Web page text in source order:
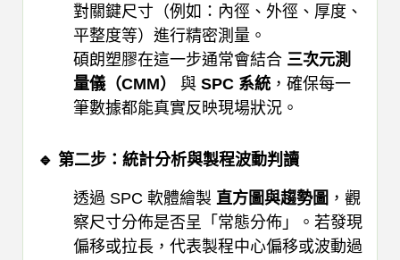
對關鍵尺寸（例如：內徑、外徑、厚度、
平整度等）進行精密測量。
碩朗塑膠在這一步通常會結合 三次元測
量儀（CMM）
與 SPC 系統 ，確保每一
筆數據都能真實反映現場狀況。
🔹 第二步：統計分析與製程波動判讀
透過 SPC 軟體繪製 直方圖與趨勢圖 ，觀
察尺寸分佈是否呈「常態分佈」。若發現
偏移或拉長，代表製程中心偏移或波動過